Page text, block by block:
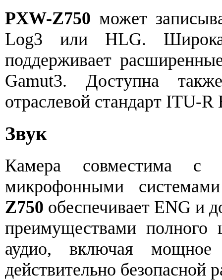
PXW-Z750 может
Log3 или HLG.
поддерживает
Gamut3. Доступна
отраслевой стандарт ITU-R
Звук
Камера совместима с
микрофонными
Z750 обеспечивает ENG и
преимуществами полного
аудио, включая
действительно безопасной